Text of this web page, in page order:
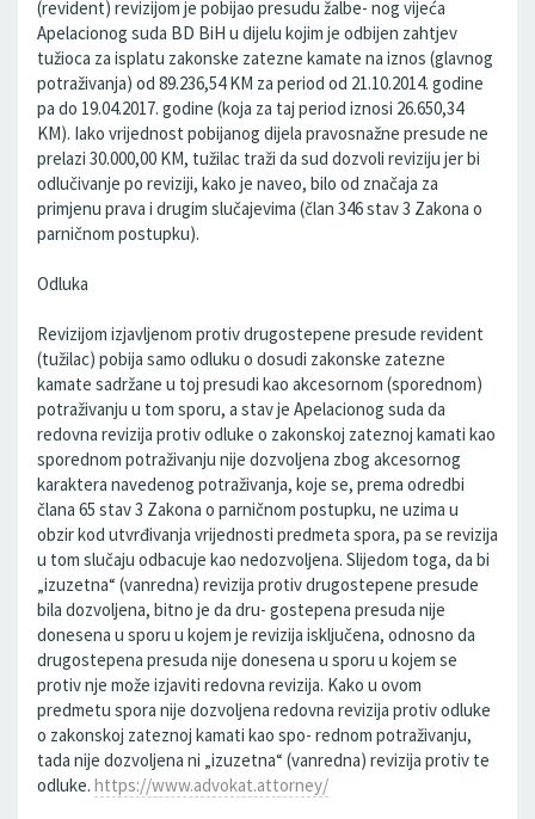
(revident) revizijom je pobijao presudu žalbe- nog vijeća
Apelacionog suda BD BiH u dijelu kojim je odbijen zahtjev
tužioca za isplatu zakonske zatezne kamate na iznos (glavnog
potraživanja) od 89.236,54 KM za period od 21.10.2014. godine
pa do 19.04.2017. godine (koja za taj period iznosi 26.650,34
KM). Iako vrijednost pobijanog dijela pravosnažne presude ne
prelazi 30.000,00 KM, tužilac traži da sud dozvoli reviziju jer bi
odlučivanje po reviziji, kako je naveo, bilo od značaja za
primjenu prava i drugim slučajevima (član 346 stav 3 Zakona o
parničnom postupku).
Odluka
Revizijom izjavljenom protiv drugostepene presude revident
(tužilac) pobija samo odluku o dosudi zakonske zatezne
kamate sadržane u toj presudi kao akcesornom (sporednom)
potraživanju u tom sporu, a stav je Apelacionog suda da
redovna revizija protiv odluke o zakonskoj zateznoj kamati kao
sporednom potraživanju nije dozvoljena zbog akcesornog
karaktera navedenog potraživanja, koje se, prema odredbi
člana 65 stav 3 Zakona o parničnom postupku, ne uzima u
obzir kod utvrđivanja vrijednosti predmeta spora, pa se revizija
u tom slučaju odbacuje kao nedozvoljena. Slijedom toga, da bi
„izuzetna“ (vanredna) revizija protiv drugostepene presude
bila dozvoljena, bitno je da dru- gostepena presuda nije
donesena u sporu u kojem je revizija isključena, odnosno da
drugostepena presuda nije donesena u sporu u kojem se
protiv nje može izjaviti redovna revizija. Kako u ovom
predmetu spora nije dozvoljena redovna revizija protiv odluke
o zakonskoj zateznoj kamati kao spo- rednom potraživanju,
tada nije dozvoljena ni „izuzetna“ (vanredna) revizija protiv te
odluke. https://www.advokat.attorney/